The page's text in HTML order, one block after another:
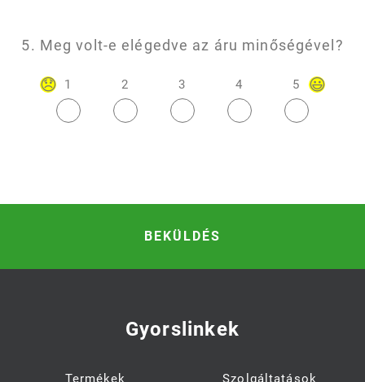
5. Meg volt-e elégedve az áru minőségével?
1 2 3 4 5
Gyorslinkek
Termékek
Szolgáltatások